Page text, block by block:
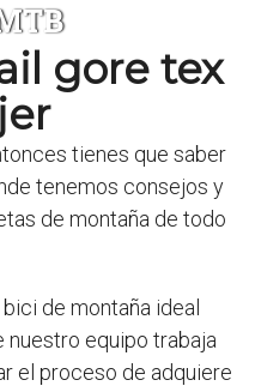
gore tex
tienes que saber
tenemos consejos y
de montaña de todo
de montaña ideal
nuestro equipo trabaja
el proceso de adquiere